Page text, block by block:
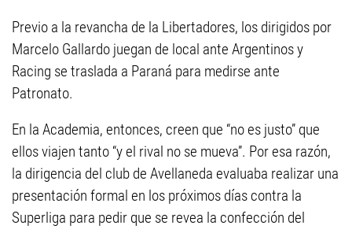
Previo a la revancha de la Libertadores, los dirigidos por
Marcelo Gallardo juegan de local ante Argentinos y
Racing se traslada a Paraná para medirse ante
Patronato.
En la Academia, entonces, creen que “no es justo” que
ellos viajen tanto “y el rival no se mueva”. Por esa razón,
la dirigencia del club de Avellaneda evaluaba realizar una
presentación formal en los próximos días contra la
Superliga para pedir que se revea la confección del